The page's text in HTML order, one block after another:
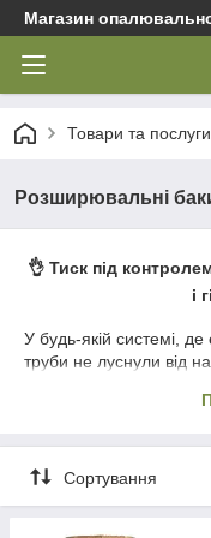
Магазин
Товари та послуги
Розширювальні
👌 Тиск під
і
У будь-якій системі,
труби не луснули від
ми пропонуємо
резервуарів. Якщо ви
у Полтавіабо
Сортування